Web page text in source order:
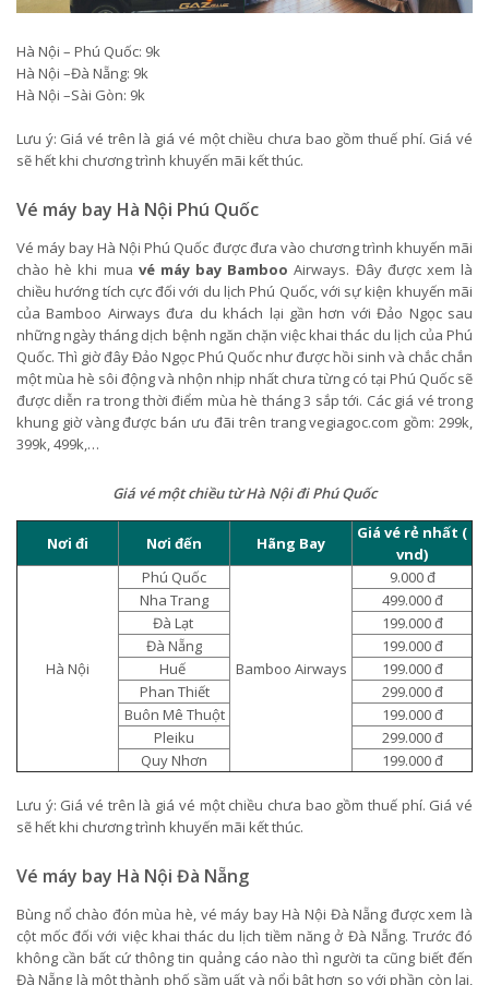
Hà Nội – Phú Quốc: 9k
Hà Nội –Đà Nẵng: 9k
Hà Nội –Sài Gòn: 9k
Lưu ý: Giá vé trên là giá vé một chiều chưa bao gồm thuế phí. Giá vé
sẽ hết khi chương trình khuyến mãi kết thúc.
Vé máy bay Hà Nội Phú Quốc
Vé máy bay Hà Nội Phú Quốc được đưa vào chương trình khuyến mãi
chào hè khi mua vé máy bay Bamboo Airways. Đây được xem là
chiều hướng tích cực đối với du lịch Phú Quốc, với sự kiện khuyến mãi
của Bamboo Airways đưa du khách lại gần hơn với Đảo Ngọc sau
những ngày tháng dịch bệnh ngăn chặn việc khai thác du lịch của Phú
Quốc. Thì giờ đây Đảo Ngọc Phú Quốc như được hồi sinh và chắc chắn
một mùa hè sôi động và nhộn nhịp nhất chưa từng có tại Phú Quốc sẽ
được diễn ra trong thời điểm mùa hè tháng 3 sắp tới. Các giá vé trong
khung giờ vàng được bán ưu đãi trên trang vegiagoc.com gồm: 299k,
399k, 499k,…
Giá vé một chiều từ Hà Nội đi Phú Quốc
Nơi đi Nơi đến Hãng Bay
Giá vé rẻ nhất (
vnd)
Hà Nội
Phú Quốc
Bamboo Airways
9.000 đ
Nha Trang
499.000 đ
Đà Lạt
199.000 đ
Đà Nẵng
199.000 đ
Huế
199.000 đ
Phan Thiết
299.000 đ
Buôn Mê Thuột
199.000 đ
Pleiku
299.000 đ
Quy Nhơn
199.000 đ
Lưu ý: Giá vé trên là giá vé một chiều chưa bao gồm thuế phí. Giá vé
sẽ hết khi chương trình khuyến mãi kết thúc.
Vé máy bay Hà Nội Đà Nẵng
Bùng nổ chào đón mùa hè, vé máy bay Hà Nội Đà Nẵng được xem là
cột mốc đối với việc khai thác du lịch tiềm năng ở Đà Nẵng. Trước đó
không cần bất cứ thông tin quảng cáo nào thì người ta cũng biết đến
Đà Nẵng là một thành phố sầm uất và nổi bật hơn so với phần còn lại,